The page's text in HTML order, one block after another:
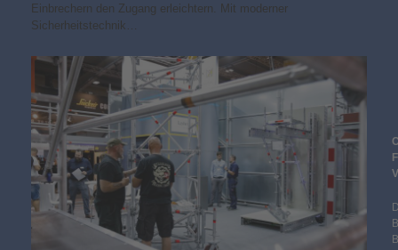
Einbrechern den Zugang erleichtern. Mit moderner
Sicherheitstechnik…